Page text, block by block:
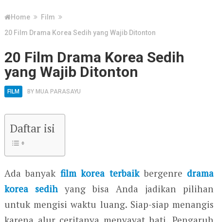
Home
Film
20 Film Drama Korea Sedih yang Wajib Ditonton
20 Film Drama Korea Sedih
yang Wajib Ditonton
FILM BY MUA PARASAYU
Daftar isi
Ada banyak film korea terbaikbergenre drama
korea sedihyang bisa Anda jadikan pilihan
untuk mengisi waktu luang. Siap-siap menangis